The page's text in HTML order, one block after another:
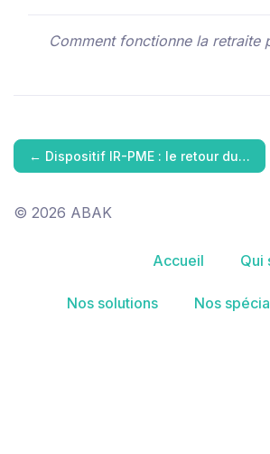
Comment fonctionne la retraite
← Dispositif IR-PME : le retour du…
© 2026 ABAK
Accueil Qui
Nos solutions Nos